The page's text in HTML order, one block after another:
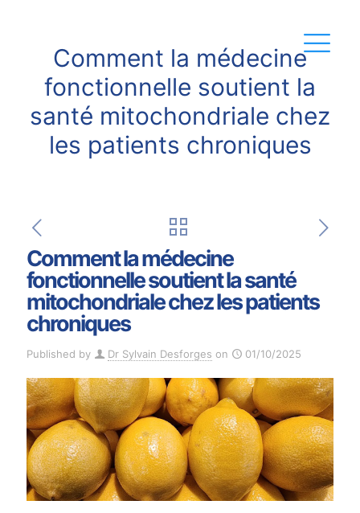
Comment la médecine
fonctionnelle soutient la
santé mitochondriale chez
les patients chroniques
Comment la médecine
fonctionnelle soutient la santé
mitochondriale chez les patients
chroniques
Published by Dr Sylvain Desforges on 01/10/2025